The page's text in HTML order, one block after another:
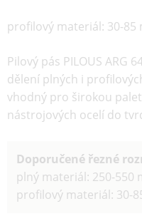
profilový materiál: 30-85
Pilový pás PILOUS ARG
dělení plných i
vhodný pro širokou
nástrojových ocelí do
Doporučené řezné
plný materiál: 250-550
profilový materiál: 30-